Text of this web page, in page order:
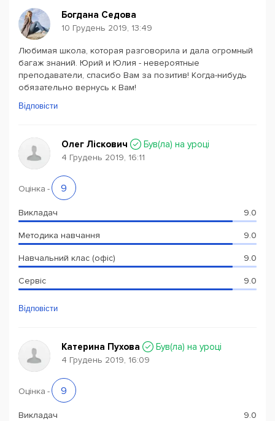
Богдана Седова
10 Грудень 2019, 13:49
Любимая школа, которая разговорила и дала огромный
багаж знаний. Юрий и Юлия - невероятные
преподаватели, спасибо Вам за позитив! Когда-нибудь
обязательно вернусь к Вам!
Відповісти
Олег Ліскович Був(ла) на уроці
4 Грудень 2019, 16:11
Оцінка - 9
Викладач 9.0
Методика навчання 9.0
Навчальний клас (офіс) 9.0
Сервіс 9.0
Відповісти
Катерина Пухова Був(ла) на уроці
4 Грудень 2019, 16:09
Оцінка - 9
Викладач 9.0